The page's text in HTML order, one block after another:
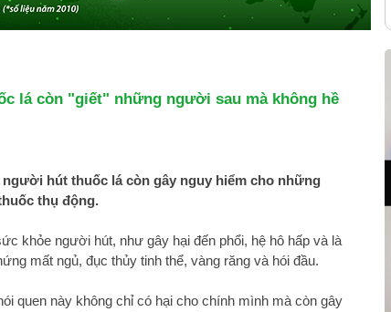
lá còn "giết" những người sau mà không hề
hút thuốc lá còn gây nguy hiểm cho những
thụ động.
khỏe người hút, như gây hại đến phổi, hệ hô hấp và là
mất ngủ, đục thủy tinh thể, vàng răng và hói đầu.
quen này không chỉ có hại cho chính mình mà còn gây